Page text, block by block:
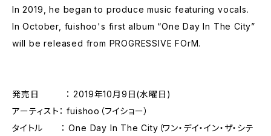
In 2019, he began to produce music featuring vocals.
In October, fuishoo's first album “One Day In The City”
will be released from PROGRESSIVE FOrM.
発売日 ： 2019年10月9日(水曜日)
アーティスト： fuishoo（フイショー）
タイトル ： One Day In The City（ワン・デイ・イン・ザ・シテ